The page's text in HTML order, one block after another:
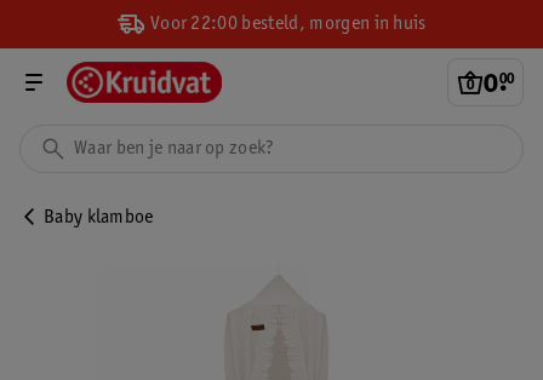
Voor 22:00 besteld, morgen in huis
0.
00
Baby klamboe